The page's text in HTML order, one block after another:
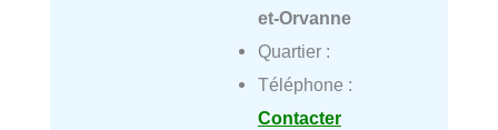
et-Orvanne
Quartier :
Téléphone :
Contacter